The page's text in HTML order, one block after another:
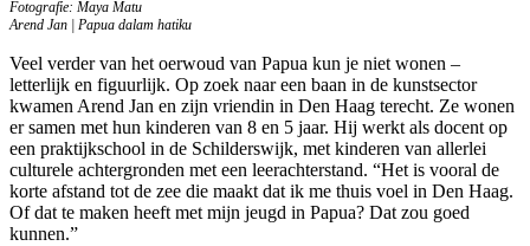
Fotografie: Maya Matu
Arend Jan | Papua dalam hatiku
Veel verder van het oerwoud van Papua kun je niet wonen –
letterlijk en figuurlijk. Op zoek naar een baan in de kunstsector
kwamen Arend Jan en zijn vriendin in Den Haag terecht. Ze wonen
er samen met hun kinderen van 8 en 5 jaar. Hij werkt als docent op
een praktijkschool in de Schilderswijk, met kinderen van allerlei
culturele achtergronden met een leerachterstand. “Het is vooral de
korte afstand tot de zee die maakt dat ik me thuis voel in Den Haag.
Of dat te maken heeft met mijn jeugd in Papua? Dat zou goed
kunnen.”